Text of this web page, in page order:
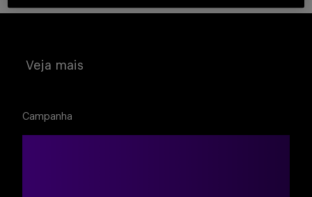
Buscar
Veja mais
Campanha